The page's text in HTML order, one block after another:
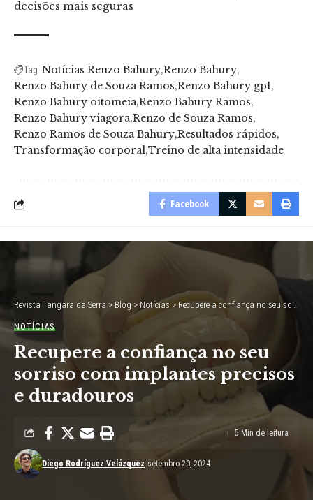
decisões mais seguras
Tag: Notícias Renzo Bahury Renzo Bahury
Renzo Bahury de Souza Ramos Renzo Bahury gp1
Renzo Bahury oitomeia Renzo Bahury Ramos
Renzo Bahury viagora Renzo de Souza Ramos
Renzo Ramos de Souza Bahury Resultados rápidos
Transformação corporal Treino de alta intensidade
Facebook
Revista Tangara da Serra > Blog > Notícias > Recupere a confiança no seu sorriso com implantes precisos e duradouros
NOTÍCIAS
Recupere a confiança no seu
sorriso com implantes precisos
e duradouros
Diego Rodríguez Velázquez setembro 20, 2024
5 Min de leitura